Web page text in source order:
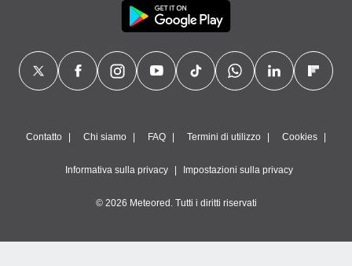
Contatto Chi siamo FAQ Termini di utilizzo Cookies
Informativa sulla privacy Impostazioni sulla privacy
© 2026 Meteored. Tutti i diritti riservati